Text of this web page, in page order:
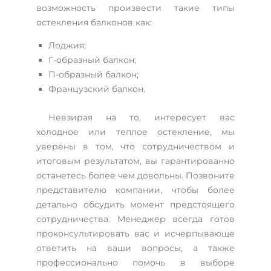
возможность произвести такие типы
остекления балконов как:
Лоджия;
Г-образный балкон;
П-образный балкон;
Французский балкон.
Невзирая на то, интересует вас
холодное или теплое остекление, мы
уверены в том, что сотрудничеством и
итоговым результатом, вы гарантированно
останетесь более чем довольны. Позвоните
представителю компании, чтобы более
детально обсудить момент предстоящего
сотрудничества. Менеджер всегда готов
проконсультировать вас и исчерпывающе
ответить на ваши вопросы, а также
профессионально помочь в выборе